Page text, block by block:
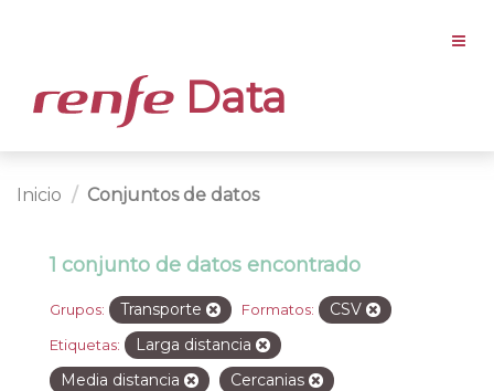
Data
Inicio Conjuntos de datos
1 conjunto de datos encontrado
Grupos: Transporte Formatos: CSV
Etiquetas:
Larga distancia
Media distancia
Cercanias